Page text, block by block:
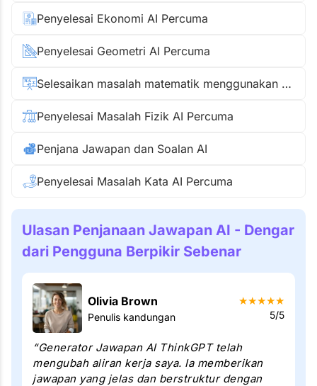
Penyelesai Ekonomi AI Percuma
Penyelesai Geometri AI Percuma
Selesaikan masalah matematik menggunakan gambar
Penyelesai Masalah Fizik AI Percuma
Penjana Jawapan dan Soalan AI
Penyelesai Masalah Kata AI Percuma
Ulasan Penjanaan Jawapan AI - Dengar
dari Pengguna Berpikir Sebenar
Olivia Brown
Penulis kandungan
★★★★★
5/5
“Generator Jawapan AI ThinkGPT telah
mengubah aliran kerja saya. Ia memberikan
jawapan yang jelas dan berstruktur dengan